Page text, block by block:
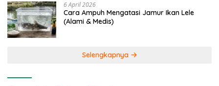
6 April 2026
Cara Ampuh Mengatasi Jamur Ikan Lele
(Alami & Medis)
Selengkapnya